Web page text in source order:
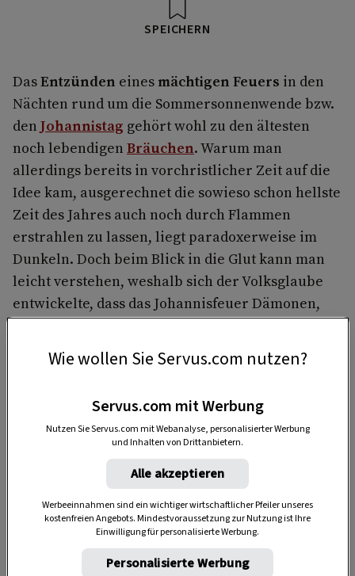
SPEICHERN
DasEntzünden eines mächtigen Feuers in den
Nächten rund um die Sommersonnenwende bzw.
den Johannistag gehört wohl zu den ältesten
noch lebendigen Bräuchen. Warum man
allerdings bereits in vorchristlicher Zeit auf die
Idee kam, ausgerechnet die sowieso schon hellste
Zeit des Jahres auch noch durch Flammen
erstrahlen zu lassen, liegt paradoxerweise im
Dunkeln. Doch beim Blick in die Glut kann man
leicht verstehen, weshalb sich der Volksglaube
entwickelte, dass das Johannisfeuer Dämonen,
Krankheiten, Missernten und Hagel abwehren
könnte. Der uralte Brauch soll auch
Fruchtbarkeitauf Wiesen und Felder
Anzeige
Wie wollen Sie Servus.com nutzen?
Servus.com mit Werbung
Nutzen Sie Servus.com mit Webanalyse, personalisierter Werbung
und Inhalten von Drittanbietern.
Alle akzeptieren
Werbeeinnahmen sind ein wichtiger wirtschaftlicher Pfeiler unseres
kostenfreien Angebots. Mindestvoraussetzung zur Nutzung ist Ihre
Einwilligung für personalisierte Werbung.
Personalisierte Werbung